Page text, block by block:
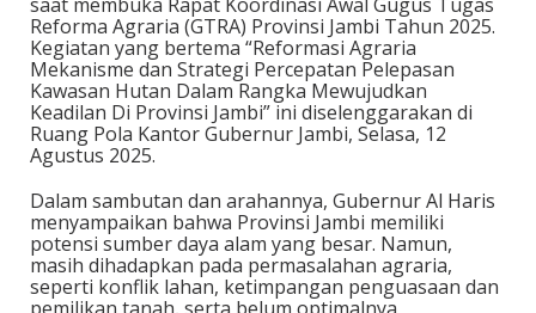
Reforma Agraria (GTRA) Provinsi Jambi Tahun 2025.
Kegiatan yang bertema “Reformasi Agraria
Mekanisme dan Strategi Percepatan Pelepasan
Kawasan Hutan Dalam Rangka Mewujudkan
Keadilan Di Provinsi Jambi” ini diselenggarakan di
Ruang Pola Kantor Gubernur Jambi, Selasa, 12
Agustus 2025.
Dalam sambutan dan arahannya, Gubernur Al Haris
menyampaikan bahwa Provinsi Jambi memiliki
potensi sumber daya alam yang besar. Namun,
masih dihadapkan pada permasalahan agraria,
seperti konflik lahan, ketimpangan penguasaan dan